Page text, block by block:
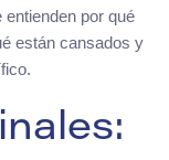
por qué
están cansados y